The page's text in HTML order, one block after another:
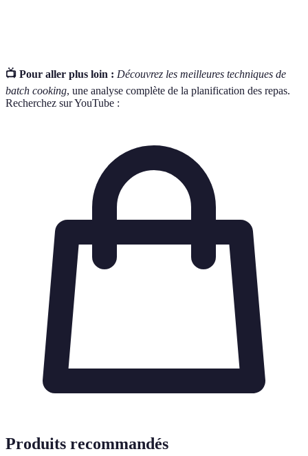
📺 Pour aller plus loin : Découvrez les meilleures techniques de
batch cooking, une analyse complète de la planification des repas.
Recherchez sur YouTube :
Produits recommandés